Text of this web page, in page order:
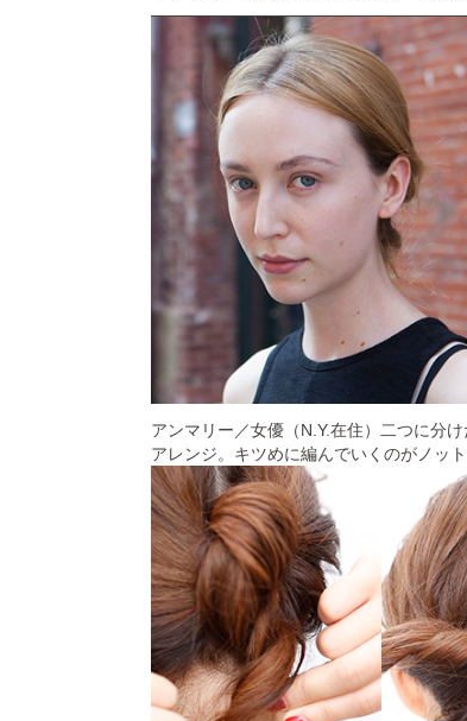
アンマリー／女優（N.Y.在住）二つに分
アレンジ。キツめに編んでいくのがノッ